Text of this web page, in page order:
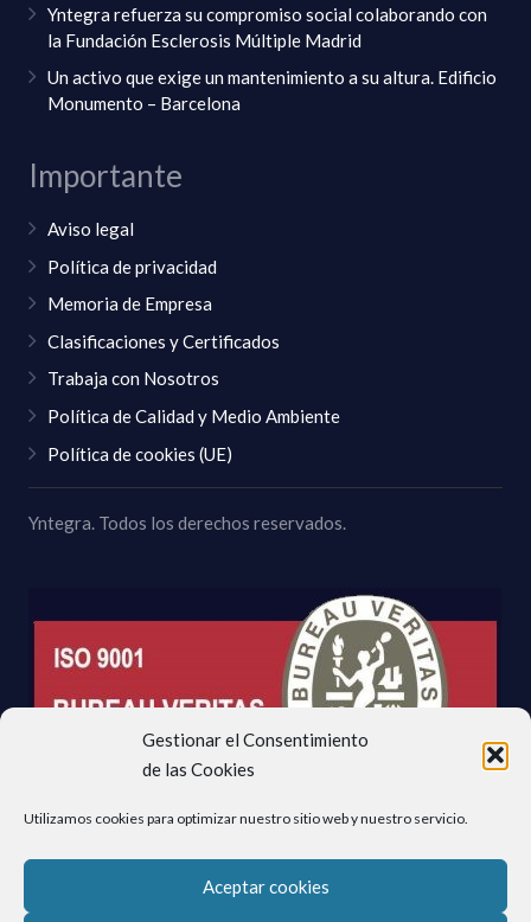
Gestionar el Consentimiento
de las Cookies
Utilizamos cookies para optimizar nuestro sitio web y nuestro servicio.
Aceptar cookies
Yntegra refuerza su compromiso social colaborando con
la Fundación Esclerosis Múltiple Madrid
Un activo que exige un mantenimiento a su altura. Edificio
Monumento – Barcelona
Importante
Aviso legal
Política de privacidad
Memoria de Empresa
Clasificaciones y Certificados
Trabaja con Nosotros
Política de Calidad y Medio Ambiente
Política de cookies (UE)
Yntegra. Todos los derechos reservados.